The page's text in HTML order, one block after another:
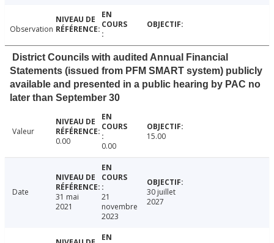
Observation
District Councils with audited Annual Financial
Statements (issued from PFM SMART system) publicly
available and presented in a public hearing by PAC no
later than September 30
Valeur
0.00
0.00
15.00
Date
31 mai
2021
21
novembre
2023
30 juillet
2027